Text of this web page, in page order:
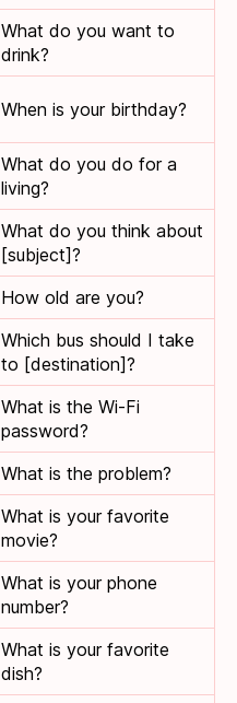
What do you want to
drink?
When is your birthday?
What do you do for a
living?
What do you think about
[subject]?
How old are you?
Which bus should I take
to [destination]?
What is the Wi-Fi
password?
What is the problem?
What is your favorite
movie?
What is your phone
number?
What is your favorite
dish?